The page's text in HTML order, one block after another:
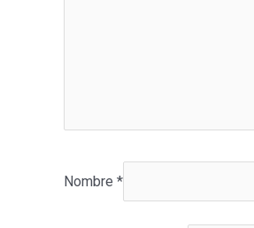
Nombre *